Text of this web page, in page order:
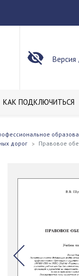
КАК ПОДКЛЮЧИТЬСЯ
дорог
Правовое